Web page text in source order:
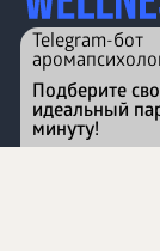
Перейти на
Telegram-бот
Подберите
идеальный
минуту!